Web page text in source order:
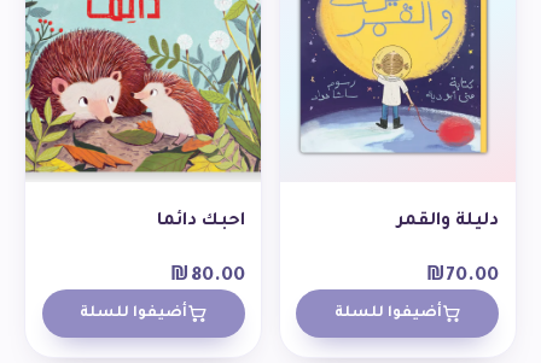
دليلة والقمر
₪70.00
أضيفوا للسلة
احبك دائما
₪ 80.00
أضيفوا للسلة